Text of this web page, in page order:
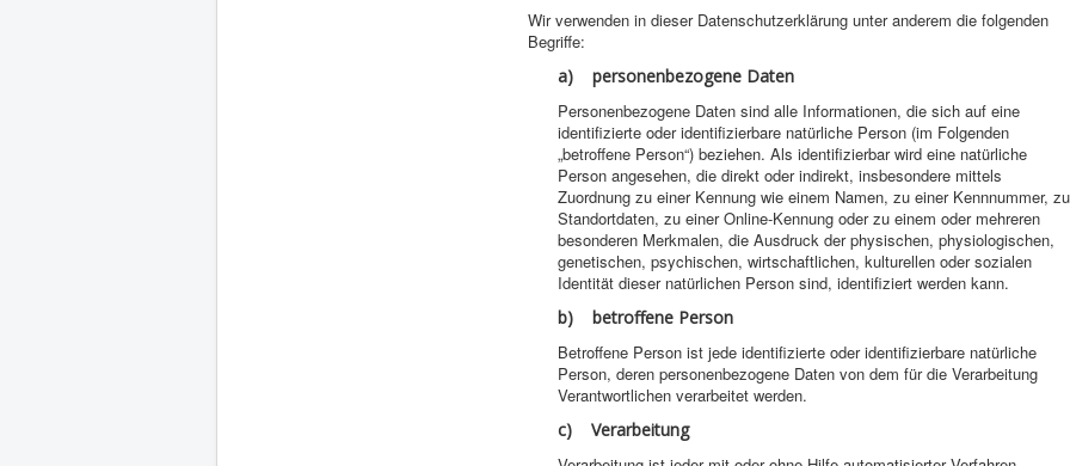
Wir verwenden in dieser Datenschutzerklärung unter anderem die folgenden
Begriffe:
a) personenbezogene Daten
Personenbezogene Daten sind alle Informationen, die sich auf eine
identifizierte oder identifizierbare natürliche Person (im Folgenden
„betroffene Person“) beziehen. Als identifizierbar wird eine natürliche
Person angesehen, die direkt oder indirekt, insbesondere mittels
Zuordnung zu einer Kennung wie einem Namen, zu einer Kennnummer, zu
Standortdaten, zu einer Online-Kennung oder zu einem oder mehreren
besonderen Merkmalen, die Ausdruck der physischen, physiologischen,
genetischen, psychischen, wirtschaftlichen, kulturellen oder sozialen
Identität dieser natürlichen Person sind, identifiziert werden kann.
b) betroffene Person
Betroffene Person ist jede identifizierte oder identifizierbare natürliche
Person, deren personenbezogene Daten von dem für die Verarbeitung
Verantwortlichen verarbeitet werden.
c) Verarbeitung